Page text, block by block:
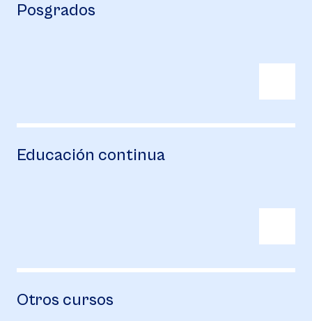
Posgrados
Educación continua
Otros cursos